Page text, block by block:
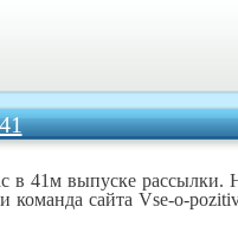
в 41м выпуске рассылки.
команда сайта Vse-o-